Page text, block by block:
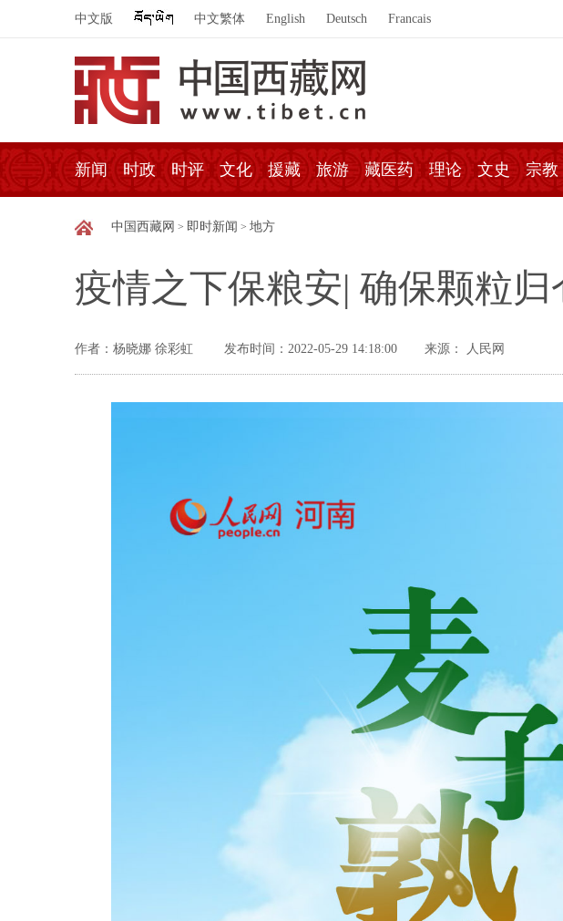
中文版 中文繁体 English Deutsch Francais
新闻 时政 时评 文化 援藏 旅游 藏医药 理论 文史 宗教
中国西藏网 > 即时新闻 > 地方
疫情之下保粮安| 确保颗粒
作者：杨晓娜 徐彩虹 发布时间：2022-05-29 14:18:00 来源： 人民网